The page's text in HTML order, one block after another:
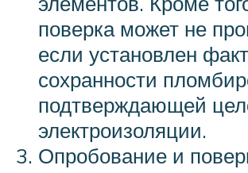
поверка может не
если установлен факт
сохранности
подтверждающей
электроизоляции.
Опробование и